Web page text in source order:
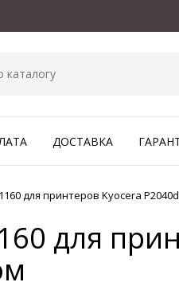
ДОСТАВКА
для принтеров Kyocera
для